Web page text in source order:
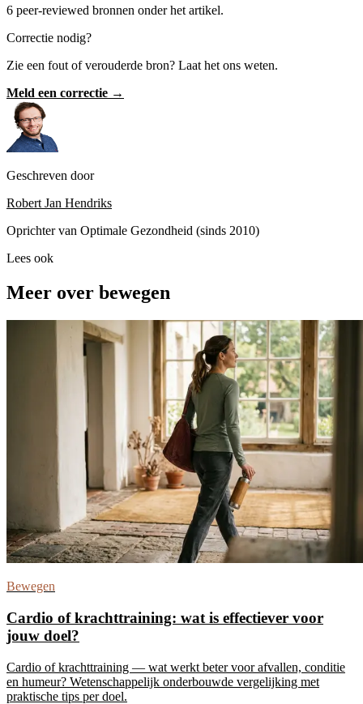
6 peer-reviewed bronnen onder het artikel.
Correctie nodig?
Zie een fout of verouderde bron? Laat het ons weten.
Meld een correctie →
Geschreven door
Robert Jan Hendriks
Oprichter van Optimale Gezondheid (sinds 2010)
Lees ook
Meer over bewegen
Bewegen
Cardio of krachttraining: wat is effectiever voor
jouw doel?
Cardio of krachttraining — wat werkt beter voor afvallen, conditie
en humeur? Wetenschappelijk onderbouwde vergelijking met
praktische tips per doel.